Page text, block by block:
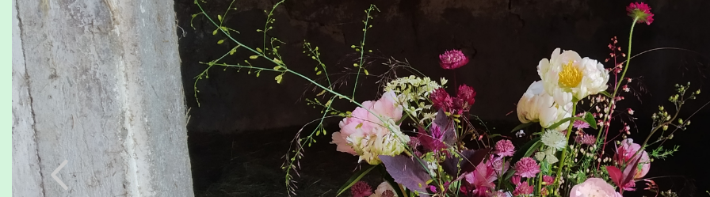
Previous